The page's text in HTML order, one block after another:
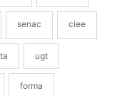
senac ciee
ugt
forma